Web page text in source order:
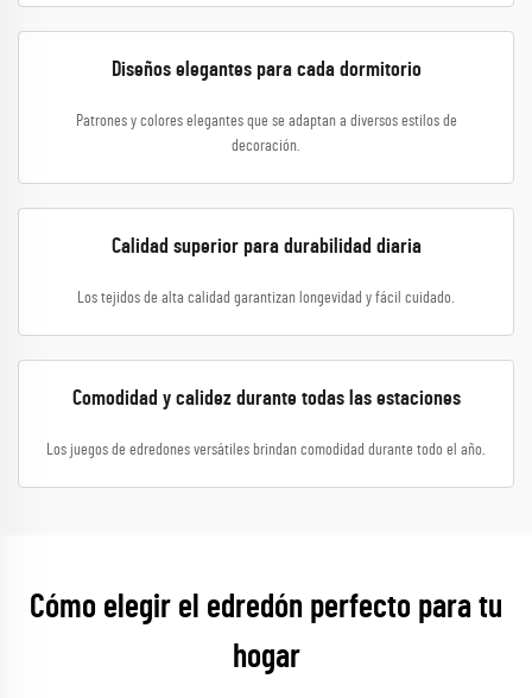
Diseños elegantes para cada dormitorio
Patrones y colores elegantes que se adaptan a diversos estilos de
decoración.
Calidad superior para durabilidad diaria
Los tejidos de alta calidad garantizan longevidad y fácil cuidado.
Comodidad y calidez durante todas las estaciones
Los juegos de edredones versátiles brindan comodidad durante todo el año.
Cómo elegir el edredón perfecto para tu
hogar